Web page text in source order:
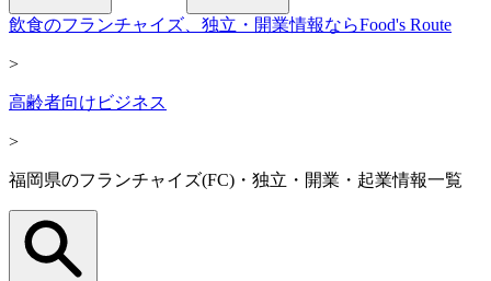
飲食のフランチャイズ、独立・開業情報ならFood's Route
>
高齢者向けビジネス
>
福岡県のフランチャイズ(FC)・独立・開業・起業情報一覧